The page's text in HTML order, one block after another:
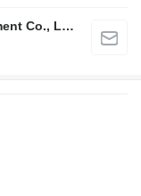
Guangzhou Jianming Machinery Equipment Co., Ltd.